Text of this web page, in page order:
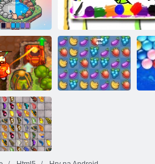
Domáce
Kreslite a
vyfarbujte
pixelové
obrázky
poklad
2